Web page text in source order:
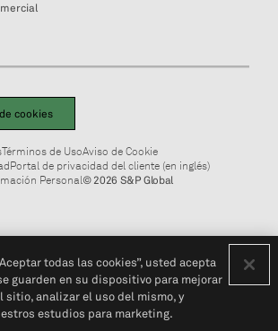
cookies
Términos de UsoAviso de Cookie
Portal de privacidad del cliente (en inglés)
Personal© 2026 S&P Global
todas las cookies”, usted acepta
guarden en su dispositivo para mejorar
sitio, analizar el uso del mismo, y
estudios para marketing.